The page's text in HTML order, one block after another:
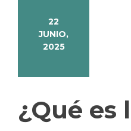
22
JUNIO,
2025
¿Qué es